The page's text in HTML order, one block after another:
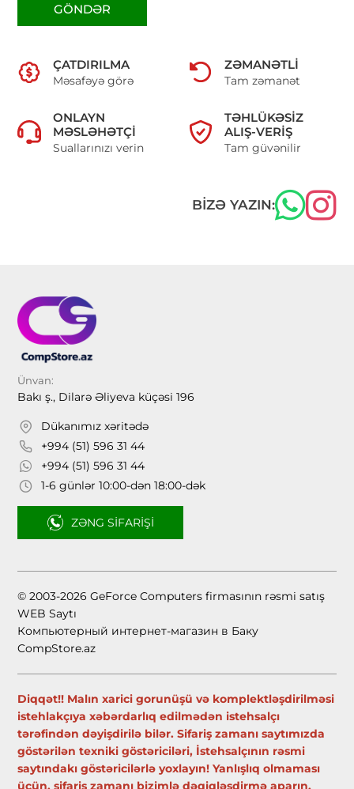
GÖNDƏR
ÇATDIRILMA
Məsafəyə görə
ZƏMANƏTLI
Tam zəmanət
ONLAYN
MƏSLƏHƏTÇI
Suallarınızı verin
TƏHLÜKƏSIZ
ALIŞ-VERIŞ
Tam güvənilir
BIZƏ YAZIN:
Ünvan:
Bakı ş., Dilarə Əliyeva küçəsi 196
Dükanımız xəritədə
+994 (51) 596 31 44
+994 (51) 596 31 44
1-6 günlər 10:00-dən 18:00-dək
ZƏNG SIFARIŞI
© 2003-2026 GeForce Computers firmasının rəsmi satış
WEB Saytı
Компьютерный интернет-магазин в Баку
CompStore.az
Diqqət!! Malın xarici gorunüşü və komplektləşdirilməsi
istehlakçıya xəbərdarlıq edilmədən istehsalçı
tərəfindən dəyişdirilə bilər. Sifariş zamanı saytımızda
göstərilən texniki göstəriciləri, İstehsalçının rəsmi
saytındakı göstəricilərlə yoxlayın! Yanlışlıq olmaması
üçün, sifariş zamanı bizimlə dəqiqləşdirmə aparın.